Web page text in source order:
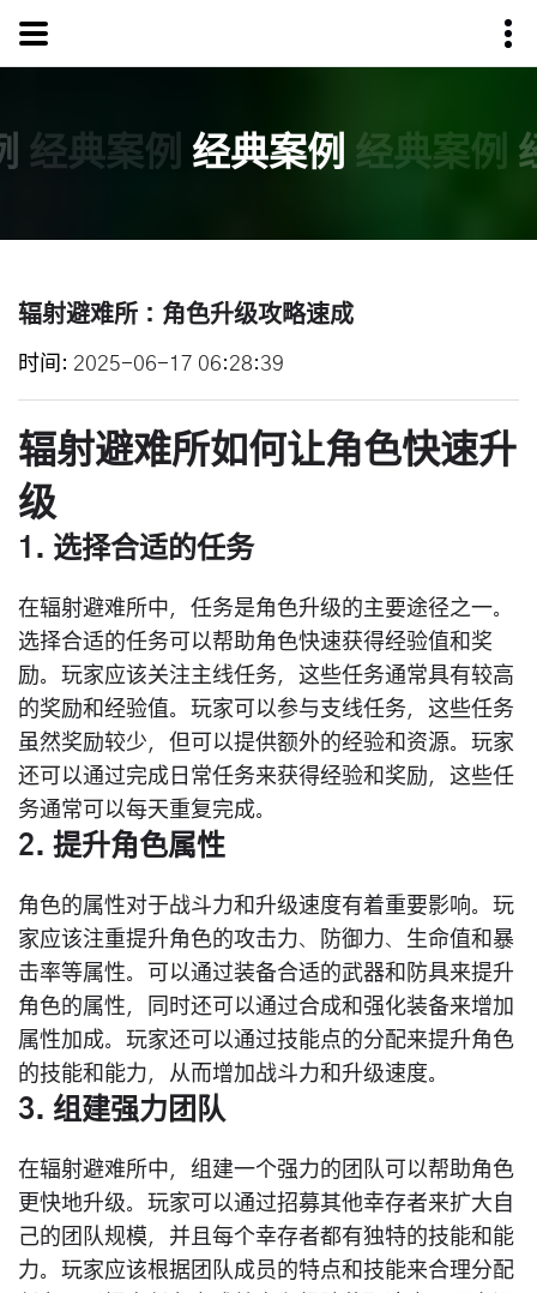
经典案例 经典案例 经典案例
辐射避难所：角色升级攻略速成
时间 2025-06-17 06:28:39
辐射避难所如何让角色快速升
级
1. 选择合适的任务
在辐射避难所中，任务是角色升级的主要途径之一。
选择合适的任务可以帮助角色快速获得经验值和奖
励。玩家应该关注主线任务，这些任务通常具有较高
的奖励和经验值。玩家可以参与支线任务，这些任务
虽然奖励较少，但可以提供额外的经验和资源。玩家
还可以通过完成日常任务来获得经验和奖励，这些任
务通常可以每天重复完成。
2. 提升角色属性
角色的属性对于战斗力和升级速度有着重要影响。玩
家应该注重提升角色的攻击力、防御力、生命值和暴
击率等属性。可以通过装备合适的武器和防具来提升
角色的属性，同时还可以通过合成和强化装备来增加
属性加成。玩家还可以通过技能点的分配来提升角色
的技能和能力，从而增加战斗力和升级速度。
3. 组建强力团队
在辐射避难所中，组建一个强力的团队可以帮助角色
更快地升级。玩家可以通过招募其他幸存者来扩大自
己的团队规模，并且每个幸存者都有独特的技能和能
力。玩家应该根据团队成员的特点和技能来合理分配